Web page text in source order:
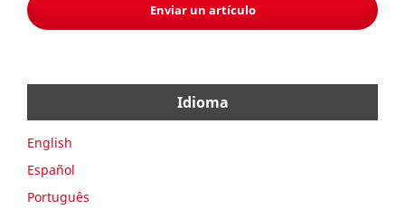
Enviar un artículo
Idioma
English
Español
Português